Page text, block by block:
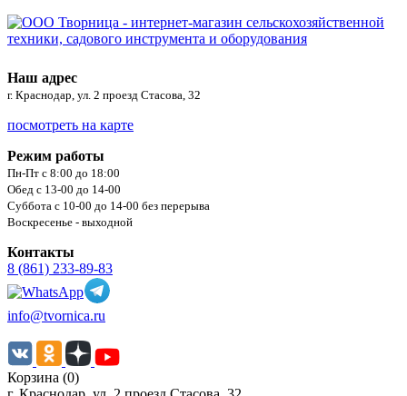
Наш адрес
г. Краснодар, ул. 2 проезд Стасова, 32
посмотреть на карте
Режим работы
Пн-Пт с 8:00 до 18:00
Обед с 13-00 до 14-00
Суббота с 10-00 до 14-00 без перерыва
Воскресенье - выходной
Контакты
8 (861) 233-89-83
info@tvornica.ru
Корзина (0)